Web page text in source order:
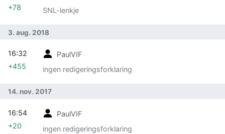
SNL-lenkje
+78
3. aug. 2018
PaulVIF
ingen redigeringsforklaring
16:32
+455
14. nov. 2017
PaulVIF
ingen redigeringsforklaring
16:54
+20